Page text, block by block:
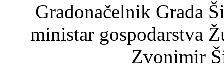
Gradonačelnik Grada
ministar gospodarstva
Zvonimir